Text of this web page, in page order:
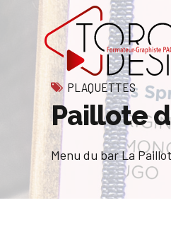
PLAQUETTES
Paillote
Menu du bar La